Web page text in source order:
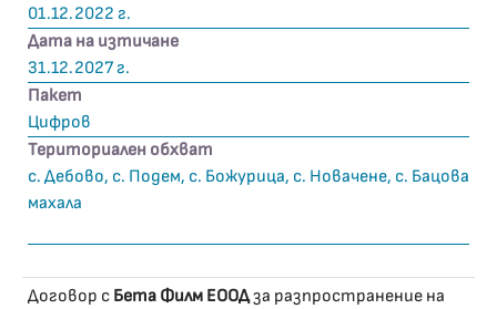
01.12.2022 г.
Дата на изтичане
31.12.2027 г.
Пакет
Цифров
Териториален обхват
с. Дебово, с. Подем, с. Божурица, с. Новачене, с. Бацова
махала
Договор с Бета Филм ЕООДза разпространение на